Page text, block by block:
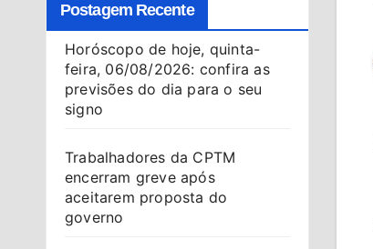
Postagem Recente
Horóscopo de hoje, quinta-
feira, 06/08/2026: confira as
previsões do dia para o seu
signo
Trabalhadores da CPTM
encerram greve após
aceitarem proposta do
governo